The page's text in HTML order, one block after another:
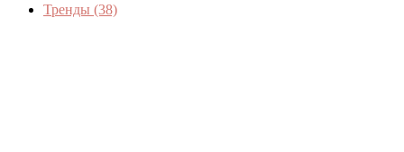
Тренды (38)